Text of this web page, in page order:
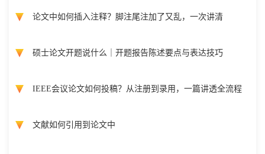
论文中如何插入注释？脚注尾注加了又乱，一次讲清
硕士论文开题说什么｜开题报告陈述要点与表达技巧
IEEE会议论文如何投稿？从注册到录用，一篇讲透全流程
文献如何引用到论文中